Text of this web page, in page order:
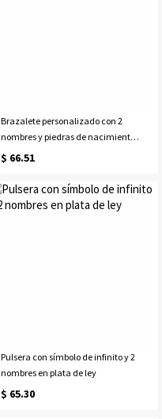
Brazalete personalizado con 2
nombres y piedras de nacimiento
símbolo de infinito en oro
$ 66.51
Pulsera con símbolo de infinito y 2
nombres en plata de ley
$ 65.30